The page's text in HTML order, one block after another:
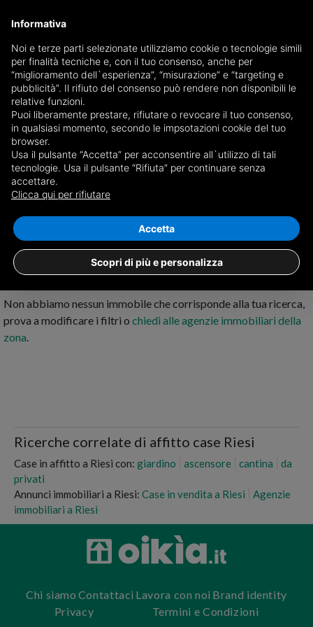
Ricevi copia del giornale via mail
Scegli giornale
Nessun risultato per
Non abbiamo nessun immobile che corrisponde alla tua ricerca,
prova a modificare i filtri o chiedi alle agenzie immobiliari della
zona.
Ricerche correlate di affitto case Riesi
Case in affitto a Riesi con: giardino ascensore cantina
da
privati
Annunci immobiliari a Riesi: Case in vendita a Riesi
Agenzie
immobiliari a Riesi
Chi siamo Contattaci Lavora con noi Brand identity
Privacy
Termini e Condizioni
Informativa
Noi e terze parti selezionate utilizziamo cookie o tecnologie simili
per finalità tecniche e, con il tuo consenso, anche per
“miglioramento dell`esperienza”, “misurazione” e “targeting e
pubblicità”. Il rifiuto del consenso può rendere non disponibili le
relative funzioni.
Puoi liberamente prestare, rifiutare o revocare il tuo consenso,
in qualsiasi momento, secondo le impsotazioni cookie del tuo
browser.
Usa il pulsante “Accetta” per acconsentire all`utilizzo di tali
tecnologie. Usa il pulsante “Rifiuta” per continuare senza
accettare.
Clicca qui per rifiutare
Scopri di più e personalizza
Accetta